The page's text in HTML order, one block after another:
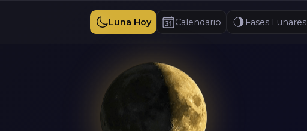
Luna Hoy Calendario Fases Lunares